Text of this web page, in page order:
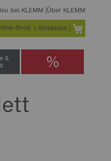
bei KLEMM Über KLEMM
Shop Anmelden
&
%